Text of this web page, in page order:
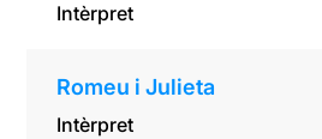
Intèrpret
Romeu i Julieta
Intèrpret